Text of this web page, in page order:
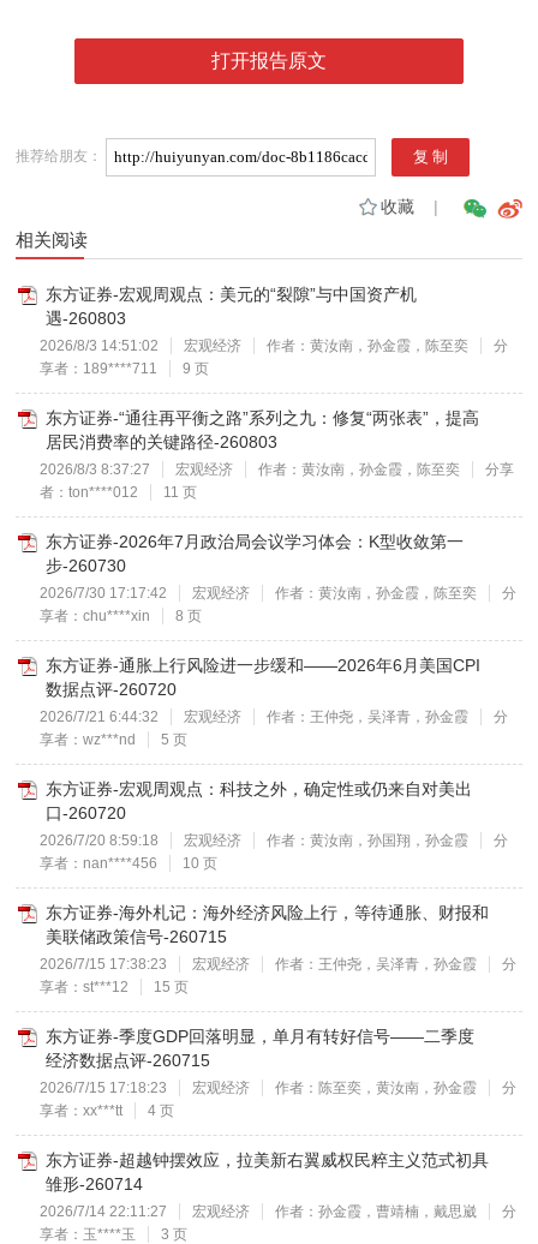
打开报告原文
推荐给朋友：
收藏|
相关阅读
东方证券-宏观周观点：美元的“裂隙”与中国资产机
遇-260803
2026/8/3 14:51:02 宏观经济 作者：黄汝南，孙金霞，陈至奕
分
享者：189****711
9 页
东方证券-“通往再平衡之路”系列之九：修复“两张表”，提高
居民消费率的关键路径-260803
2026/8/3 8:37:27 宏观经济 作者：黄汝南，孙金霞，陈至奕
分享
者：ton****012
11 页
东方证券-2026年7月政治局会议学习体会：K型收敛第一
步-260730
2026/7/30 17:17:42 宏观经济 作者：黄汝南，孙金霞，陈至奕
分
享者：chu****xin
8 页
东方证券-通胀上行风险进一步缓和——2026年6月美国CPI
数据点评-260720
2026/7/21 6:44:32 宏观经济 作者：王仲尧，吴泽青，孙金霞
分
享者：wz***nd
5 页
东方证券-宏观周观点：科技之外，确定性或仍来自对美出
口-260720
2026/7/20 8:59:18 宏观经济 作者：黄汝南，孙国翔，孙金霞
分
享者：nan****456
10 页
东方证券-海外札记：海外经济风险上行，等待通胀、财报和
美联储政策信号-260715
2026/7/15 17:38:23 宏观经济 作者：王仲尧，吴泽青，孙金霞
分
享者：st***12
15 页
东方证券-季度GDP回落明显，单月有转好信号——二季度
经济数据点评-260715
2026/7/15 17:18:23 宏观经济 作者：陈至奕，黄汝南，孙金霞
分
享者：xx***tt
4 页
东方证券-超越钟摆效应，拉美新右翼威权民粹主义范式初具
雏形-260714
2026/7/14 22:11:27 宏观经济 作者：孙金霞，曹靖楠，戴思崴
分
享者：玉****玉
3 页